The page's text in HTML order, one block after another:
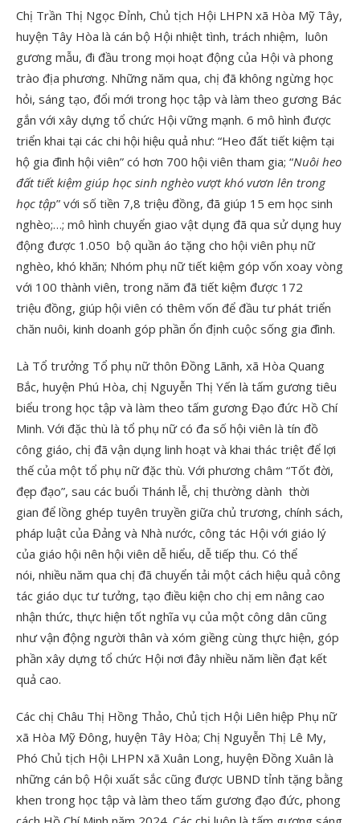
Chị Trần Thị Ngọc Đỉnh, Chủ tịch Hội LHPN xã Hòa Mỹ Tây,
huyện Tây Hòa là cán bộ Hội nhiệt tình, trách nhiệm, luôn
gương mẫu, đi đầu trong mọi hoạt động của Hội và phong
trào địa phương. Những năm qua, chị đã không ngừng học
hỏi, sáng tạo, đổi mới trong học tập và làm theo gương Bác
gắn với xây dựng tổ chức Hội vững mạnh. 6 mô hình được
triển khai tại các chi hội hiệu quả như: “Heo đất tiết kiệm tại
hộ gia đình hội viên” có hơn 700 hội viên tham gia; “Nuôi heo
đất tiết kiệm giúp học sinh nghèo vượt khó vươn lên trong
học tập” với số tiền 7,8 triệu đồng, đã giúp 15 em học sinh
nghèo;…; mô hình chuyển giao vật dụng đã qua sử dụng huy
động được 1.050 bộ quần áo tặng cho hội viên phụ nữ
nghèo, khó khăn; Nhóm phụ nữ tiết kiệm góp vốn xoay vòng
với 100 thành viên, trong năm đã tiết kiệm được 172
triệu đồng, giúp hội viên có thêm vốn để đầu tư phát triển
chăn nuôi, kinh doanh góp phần ổn định cuộc sống gia đình.
Là Tổ trưởng Tổ phụ nữ thôn Đồng Lãnh, xã Hòa Quang
Bắc, huyện Phú Hòa, chị Nguyễn Thị Yến là tấm gương tiêu
biểu trong học tập và làm theo tấm gương Đạo đức Hồ Chí
Minh. Với đặc thù là tổ phụ nữ có đa số hội viên là tín đồ
công giáo, chị đã vận dụng linh hoạt và khai thác triệt để lợi
thế của một tổ phụ nữ đặc thù. Với phương châm “Tốt đời,
đẹp đạo”, sau các buổi Thánh lễ, chị thường dành thời
gian để lồng ghép tuyên truyền giữa chủ trương, chính sách,
pháp luật của Đảng và Nhà nước, công tác Hội với giáo lý
của giáo hội nên hội viên dễ hiểu, dễ tiếp thu. Có thể
nói, nhiều năm qua chị đã chuyển tải một cách hiệu quả công
tác giáo dục tư tưởng, tạo điều kiện cho chị em nâng cao
nhận thức, thực hiện tốt nghĩa vụ của một công dân cũng
như vận động người thân và xóm giềng cùng thực hiện, góp
phần xây dựng tổ chức Hội nơi đây nhiều năm liền đạt kết
quả cao.
Các chị Châu Thị Hồng Thảo, Chủ tịch Hội Liên hiệp Phụ nữ
xã Hòa Mỹ Đông, huyện Tây Hòa; Chị Nguyễn Thị Lê My,
Phó Chủ tịch Hội LHPN xã Xuân Long, huyện Đồng Xuân là
những cán bộ Hội xuất sắc cũng được UBND tỉnh tặng bằng
khen trong học tập và làm theo tấm gương đạo đức, phong